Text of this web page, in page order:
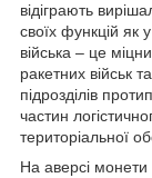
відіграють
своїх функцій як
війська – це
ракетних військ
підрозділів
частин
територіальної
На аверсі